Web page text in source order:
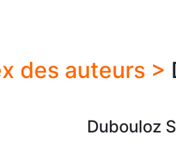
des auteurs >
Dubouloz